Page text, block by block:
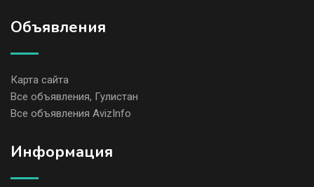
Объявления
Карта сайта
Все объявления, Гулистан
Все объявления AvizInfo
Информация